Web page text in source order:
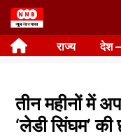
Skip
to
content राज्य देश
तीन महीनों में
‘लेडी सिंघम’